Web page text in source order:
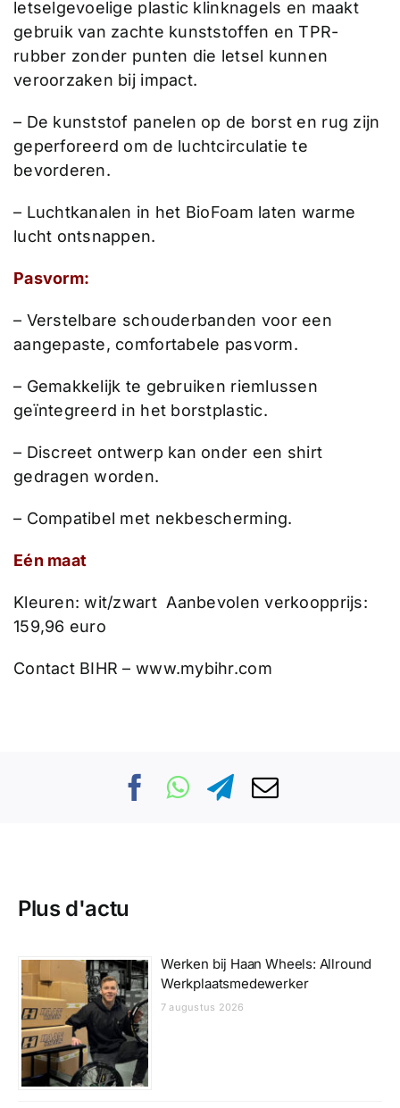
letselgevoelige plastic klinknagels en maakt
gebruik van zachte kunststoffen en TPR-
rubber zonder punten die letsel kunnen
veroorzaken bij impact.
– De kunststof panelen op de borst en rug zijn
geperforeerd om de luchtcirculatie te
bevorderen.
– Luchtkanalen in het BioFoam laten warme
lucht ontsnappen.
Pasvorm:
– Verstelbare schouderbanden voor een
aangepaste, comfortabele pasvorm.
– Gemakkelijk te gebruiken riemlussen
geïntegreerd in het borstplastic.
– Discreet ontwerp kan onder een shirt
gedragen worden.
– Compatibel met nekbescherming.
Eén maat
Kleuren: wit/zwart Aanbevolen verkoopprijs:
159,96 euro
Contact BIHR –www.mybihr.com
Plus d'actu
Werken bij Haan Wheels: Allround
Werkplaatsmedewerker
7 augustus 2026